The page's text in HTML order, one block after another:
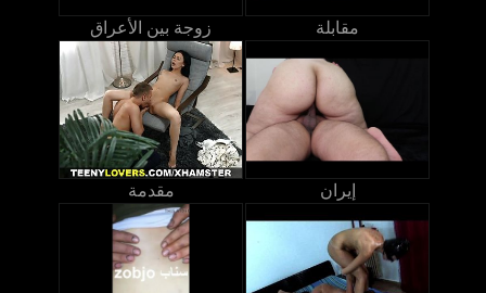
زوجة بين الأعراق مقابلة
مقدمة إيران